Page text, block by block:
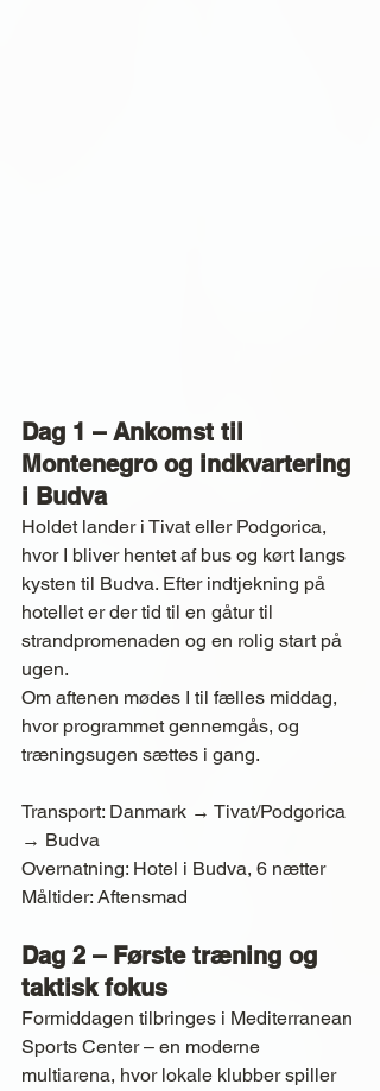
Dag 1 – Ankomst til
Montenegro og indkvartering
i Budva
Holdet lander i Tivat eller Podgorica,
hvor I bliver hentet af bus og kørt langs
kysten til Budva. Efter indtjekning på
hotellet er der tid til en gåtur til
strandpromenaden og en rolig start på
ugen.
Om aftenen mødes I til fælles middag,
hvor programmet gennemgås, og
træningsugen sættes i gang.
Transport: Danmark → Tivat/Podgorica
→ Budva
Overnatning: Hotel i Budva, 6 nætter
Måltider: Aftensmad
Dag 2 – Første træning og
taktisk fokus
Formiddagen tilbringes i Mediterranean
Sports Center – en moderne
multiarena, hvor lokale klubber spiller